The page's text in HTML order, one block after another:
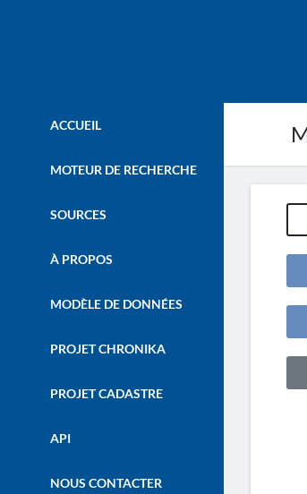
ACCUEIL
MOTEUR DE RECHERCHE
SOURCES
À PROPOS
MODÈLE DE DONNÉES
PROJET CHRONIKA
PROJET CADASTRE
API
NOUS CONTACTER